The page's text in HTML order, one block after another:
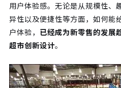
用户体验感。无论是从规模性、
异性以及便捷性等方面，如何能
户体验， 已经成为新零售的发展
超市创新设计。